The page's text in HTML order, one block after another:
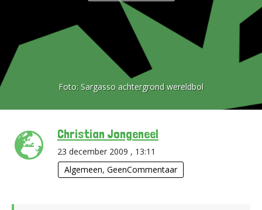
Foto: Sargasso achtergrond wereldbol
Christian Jongeneel
23 december 2009 , 13:11
Algemeen, GeenCommentaar